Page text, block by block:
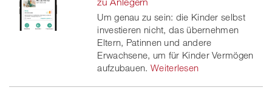
Um genau zu sein: die Kinder selbst
investieren nicht, das übernehmen
Eltern, Patinnen und andere
Erwachsene, um für Kinder Vermögen
aufzubauen. Weiterlesen